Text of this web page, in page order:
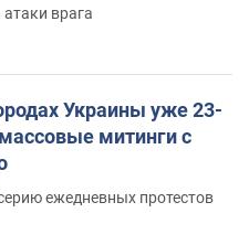
врага
Украины уже 23-
митинги с
ежедневных протестов